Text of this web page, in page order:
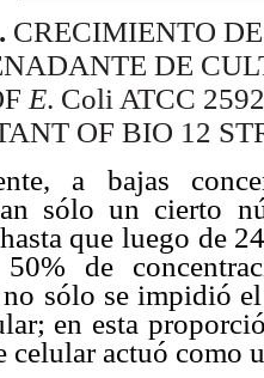
CRECIMIENTO
DE
E. Coli ATCC
OF BIO 12
a bajas
sólo un cierto
que luego de
de
no sólo se impidió
en esta
celular actuó como